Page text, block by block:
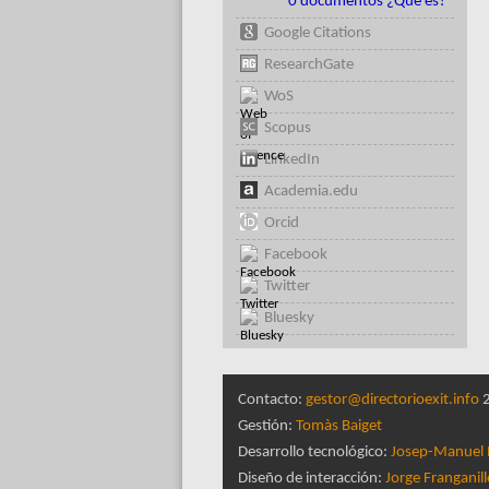
Google Citations
ResearchGate
WoS
Scopus
LinkedIn
Academia.edu
Orcid
Facebook
Twitter
Bluesky
Contacto: gestor@directorioexit.info
Gestión: Tomàs Baiget
Desarrollo tecnológico: Josep-Manuel
Diseño de interacción: Jorge